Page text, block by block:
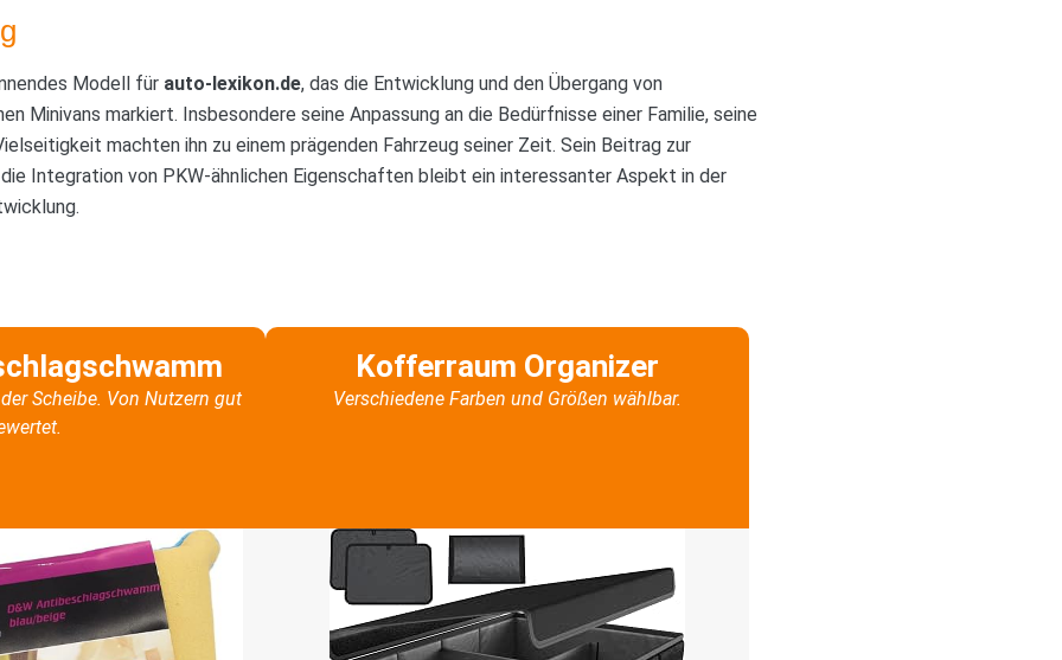
Modell für auto-lexikon.de, das die Entwicklung und den Übergang von
Minivans markiert. Insbesondere seine Anpassung an die Bedürfnisse einer Familie, seine
machten ihn zu einem prägenden Fahrzeug seiner Zeit. Sein Beitrag zur
Integration von PKW-ähnlichen Eigenschaften bleibt ein interessanter Aspekt in der
Scheibe. Von Nutzern gut
Kofferraum Organizer
Verschiedene Farben und Größen wählbar.